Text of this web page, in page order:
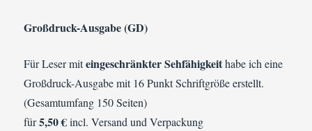
Großdruck-Ausgabe (GD)
Für Leser miteingeschränkter Sehfähigkeithabe ich eine
Großdruck-Ausgabe mit 16 Punkt Schriftgröße erstellt.
(Gesamtumfang 150 Seiten)
für5,50 €incl. Versand und Verpackung